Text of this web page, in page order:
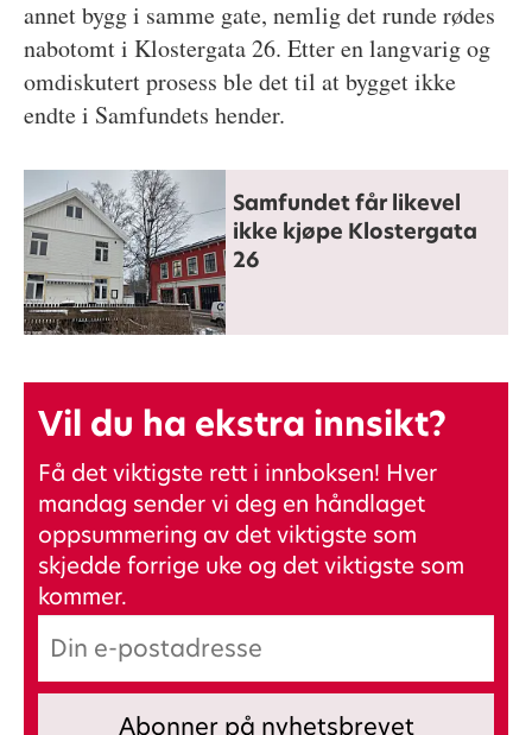
annet bygg i samme gate, nemlig det runde rødes
nabotomt i Klostergata 26. Etter en langvarig og
omdiskutert prosess ble det til at bygget ikke
endte i Samfundets hender.
Samfundet får likevel
ikke kjøpe Klostergata
26
Vil du ha ekstra innsikt?
Få det viktigste rett i innboksen! Hver
mandag sender vi deg en håndlaget
oppsummering av det viktigste som
skjedde forrige uke og det viktigste som
kommer.